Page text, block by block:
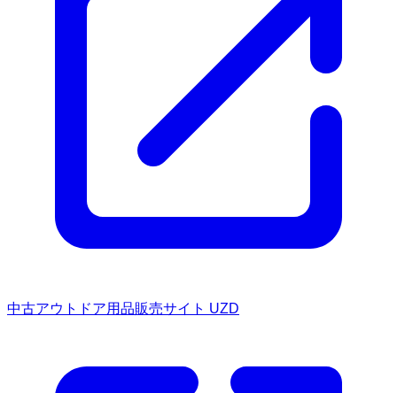
中古アウトドア用品販売サイト UZD